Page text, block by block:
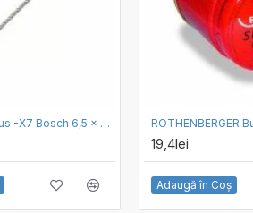
Burghiu SDS-Plus -X7 Bosch 6,5 x 250 x 315 mm
19,4lei
Adaugă în Coş